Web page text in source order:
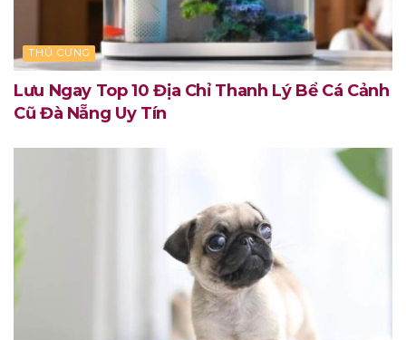
THÚ CƯNG
Lưu Ngay Top 10 Địa Chỉ Thanh Lý Bể Cá Cảnh
Cũ Đà Nẵng Uy Tín